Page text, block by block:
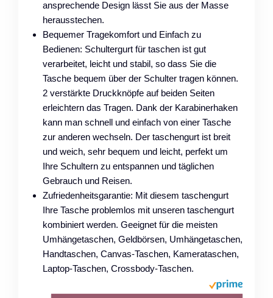
ansprechende Design lässt Sie aus der Masse
herausstechen.
Bequemer Tragekomfort und Einfach zu
Bedienen: Schultergurt für taschen ist gut
verarbeitet, leicht und stabil, so dass Sie die
Tasche bequem über der Schulter tragen können.
2 verstärkte Druckknöpfe auf beiden Seiten
erleichtern das Tragen. Dank der Karabinerhaken
kann man schnell und einfach von einer Tasche
zur anderen wechseln. Der taschengurt ist breit
und weich, sehr bequem und leicht, perfekt um
Ihre Schultern zu entspannen und täglichen
Gebrauch und Reisen.
Zufriedenheitsgarantie: Mit diesem taschengurt
Ihre Tasche problemlos mit unseren taschengurt
kombiniert werden. Geeignet für die meisten
Umhängetaschen, Geldbörsen, Umhängetaschen,
Handtaschen, Canvas-Taschen, Kamerataschen,
Laptop-Taschen, Crossbody-Taschen.